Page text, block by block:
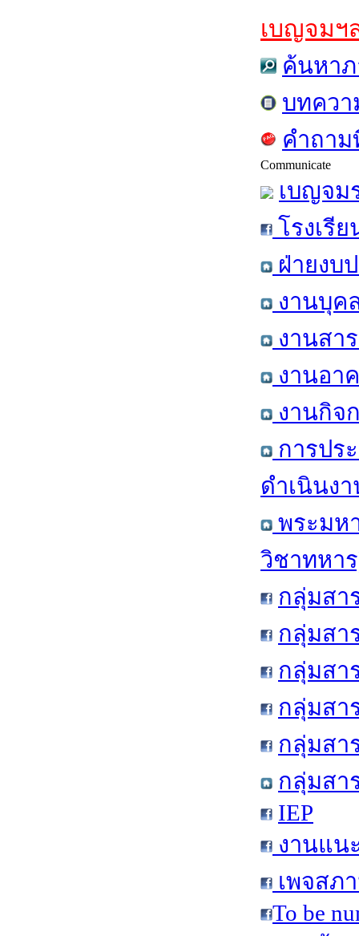
เบญจมฯ
ค้นหาภ
บทควา
คำถา
Communicate
เบญจม
โรงเรี
ฝ่ายงบ
งานบุค
งานสา
งานอา
งานกิจ
การปร
ดำเนินง
พระมห
วิชาทหา
กลุ่มสา
กลุ่มสา
กลุ่มสา
กลุ่มสา
กลุ่มสา
กลุ่มสา
IEP
งานแน
เพจสภ
To be